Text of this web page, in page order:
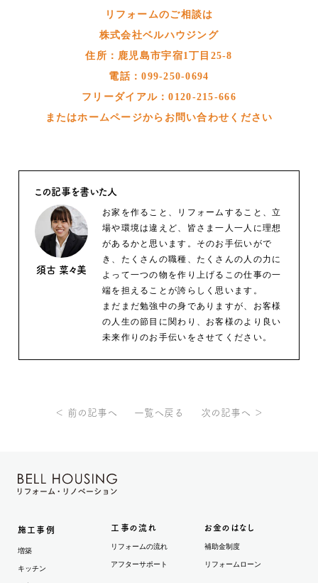
リフォームのご相談は
株式会社ベルハウジング
住所：鹿児島市宇宿1丁目25-8
電話：099-250-0694
フリーダイアル：0120-215-666
またはホームページからお問い合わせください
この記事を書いた人
須古 菜々美
お家を作ること、リフォームすること、立
場や環境は違えど、皆さま一人一人に理想
があるかと思います。そのお手伝いがで
き、たくさんの職種、たくさんの人の力に
よって一つの物を作り上げるこの仕事の一
端を担えることが誇らしく思います。
まだまだ勉強中の身でありますが、お客様
の人生の節目に関わり、お客様のより良い
未来作りのお手伝いをさせてください。
＜ 前の記事へ 一覧へ戻る 次の記事へ ＞
施工事例
増築
キッチン
工事の流れ
リフォームの流れ
アフターサポート
お金のはなし
補助金制度
リフォームローン